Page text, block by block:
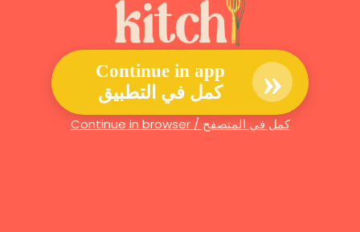
Continue in app
كمل في التطبيق
»
Continue in browser / كمل في المتصفح